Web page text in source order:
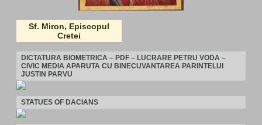
Sf. Miron, Episcopul
Cretei
DICTATURA BIOMETRICA – PDF – LUCRARE PETRU VODA –
CIVIC MEDIA APARUTA CU BINECUVANTAREA PARINTELUI
JUSTIN PARVU
STATUES OF DACIANS